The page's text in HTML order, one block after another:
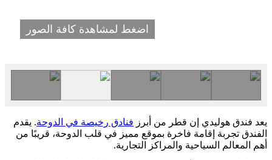
اضغط لمشاهدة كافة الصور
يعد فندق هوليدي إن قطر من أبرز فنادق رخيصة في الدوحة. يقدم
الفندق تجربة إقامة فاخرة بموقع مميز في قلب الدوحة، قريبًا من
أهم المعالم السياحية والمراكز التجارية.